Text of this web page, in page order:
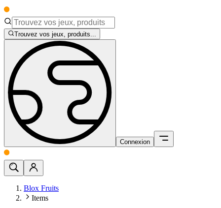
Trouvez vos jeux, produits...
Connexion
Blox Fruits
Items